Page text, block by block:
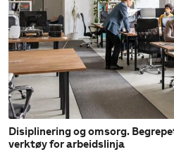
Disiplinering og omsorg.
verktøy for arbeidslinja